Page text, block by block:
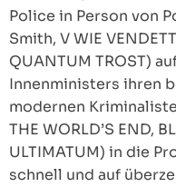
Police in Person von
Smith, V WIE
QUANTUM TROST)
Innenministers ihren
modernen
THE WORLD’S END,
ULTIMATUM) in die
schnell und auf